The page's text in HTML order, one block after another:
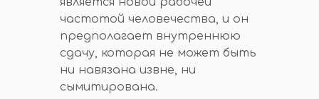
частотой человечества, и он
предполагает внутреннюю
сдачу, которая не может быть
ни навязана извне, ни
сымитирована.